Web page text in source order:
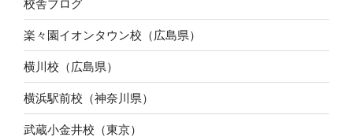
校舎ブログ
楽々園イオンタウン校（広島県）
横川校（広島県）
横浜駅前校（神奈川県）
武蔵小金井校（東京）